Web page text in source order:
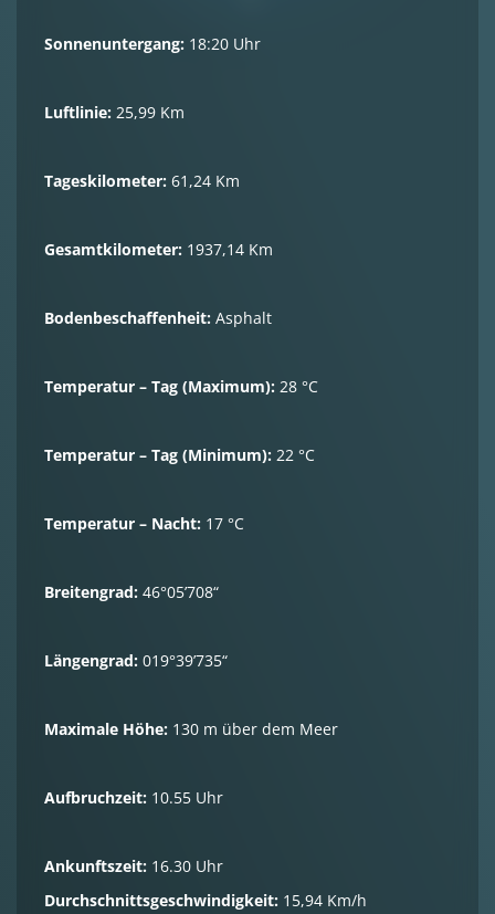
Sonnenuntergang: 18:20 Uhr
Luftlinie: 25,99 Km
Tageskilometer: 61,24 Km
Gesamtkilometer: 1937,14 Km
Bodenbeschaffenheit: Asphalt
Temperatur – Tag (Maximum): 28 °C
Temperatur – Tag (Minimum): 22 °C
Temperatur – Nacht: 17 °C
Breitengrad: 46°05’708“
Längengrad: 019°39’735“
Maximale Höhe: 130 m über dem Meer
Aufbruchzeit: 10.55 Uhr
Ankunftszeit: 16.30 Uhr
Durchschnittsgeschwindigkeit: 15,94 Km/h